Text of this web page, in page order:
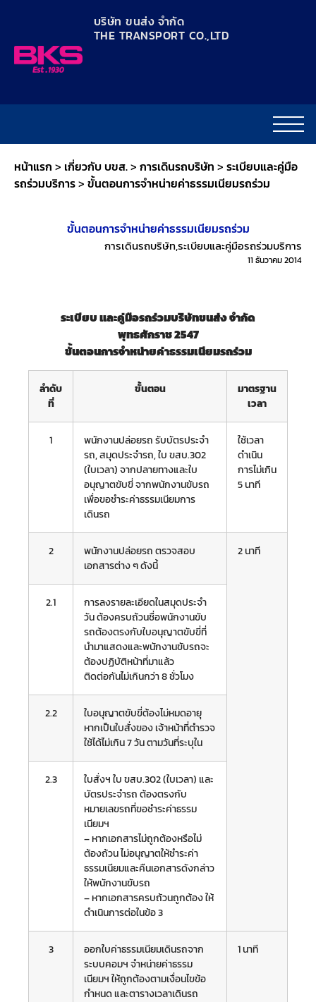
บริษัท ขนส่ง จำกัด
THE TRANSPORT CO.,LTD​
หน้าแรก > เกี่ยวกับ บขส.> การเดินรถบริษัท > ระเบียบและคู่มือ
รถร่วมบริการ> ขั้นตอนการจำหน่ายค่าธรรมเนียมรถร่วม
ขั้นตอนการจำหน่ายค่าธรรมเนียมรถร่วม
การเดินรถบริษัท,ระเบียบและคู่มือรถร่วมบริการ
11 ธันวาคม 2014
ระเบียบ และคู่มือรถร่วมบริษัทขนส่ง จำกัด
พุทธศักราช 2547
ขั้นตอนการจำหน่ายค่าธรรมเนียมรถร่วม
ลำดับ
ที่
ขั้นตอน
มาตรฐาน
เวลา
1
พนักงานปล่อยรถ รับบัตรประจำ
รถ, สมุดประจำรถ, ใบ ขสบ.302
(ใบเวลา) จากปลายทางและใบ
อนุญาตขับขี่ จากพนักงานขับรถ
เพื่อขอชำระค่าธรรมเนียมการ
เดินรถ
ใช้เวลา
ดำเนิน
การไม่เกิน
5 นาที
2
พนักงานปล่อยรถ ตรวจสอบ
เอกสารต่าง ๆ ดังนี้
2 นาที
2.1
การลงรายละเอียดในสมุดประจำ
วัน ต้องครบถ้วนชื่อพนักงานขับ
รถต้องตรงกับใบอนุญาตขับขี่ที่
นำมาแสดงและพนักงานขับรถจะ
ต้องปฏิบัติหน้าที่มาแล้ว
ติดต่อกันไม่เกินกว่า 8 ชั่วโมง
2.2
ใบอนุญาตขับขี่ต้องไม่หมดอายุ
หากเป็นใบสั่งของ เจ้าหน้าที่ตำรวจ
ใช้ได้ไม่เกิน 7 วัน ตามวันที่ระบุใน
2.3
ใบสั่งฯ ใบ ขสบ.302 (ใบเวลา) และ
บัตรประจำรถ ต้องตรงกับ
หมายเลขรถที่ขอชำระค่าธรรม
เนียมฯ
– หากเอกสารไม่ถูกต้องหรือไม่
ต้องถ้วน ไม่อนุญาตให้ชำระค่า
ธรรมเนียมและคืนเอกสารดังกล่าว
ให้พนักงานขับรถ
– หากเอกสารครบถ้วนถูกต้อง ให้
ดำเนินการต่อในข้อ 3
3
ออกใบค่าธรรมเนียมเดินรถจาก
ระบบคอมฯ จำหน่ายค่าธรรม
เนียมฯ ให้ถูกต้องตามเงื่อนไขข้อ
กำหนด และตารางเวลาเดินรถ
1 นาที